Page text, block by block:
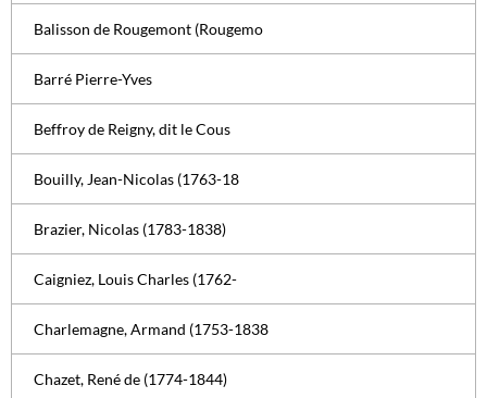
Balisson de Rougemont (Rougemo
Barré Pierre-Yves
Beffroy de Reigny, dit le Cous
Bouilly, Jean-Nicolas (1763-18
Brazier, Nicolas (1783-1838)
Caigniez, Louis Charles (1762-
Charlemagne, Armand (1753-1838
Chazet, René de (1774-1844)